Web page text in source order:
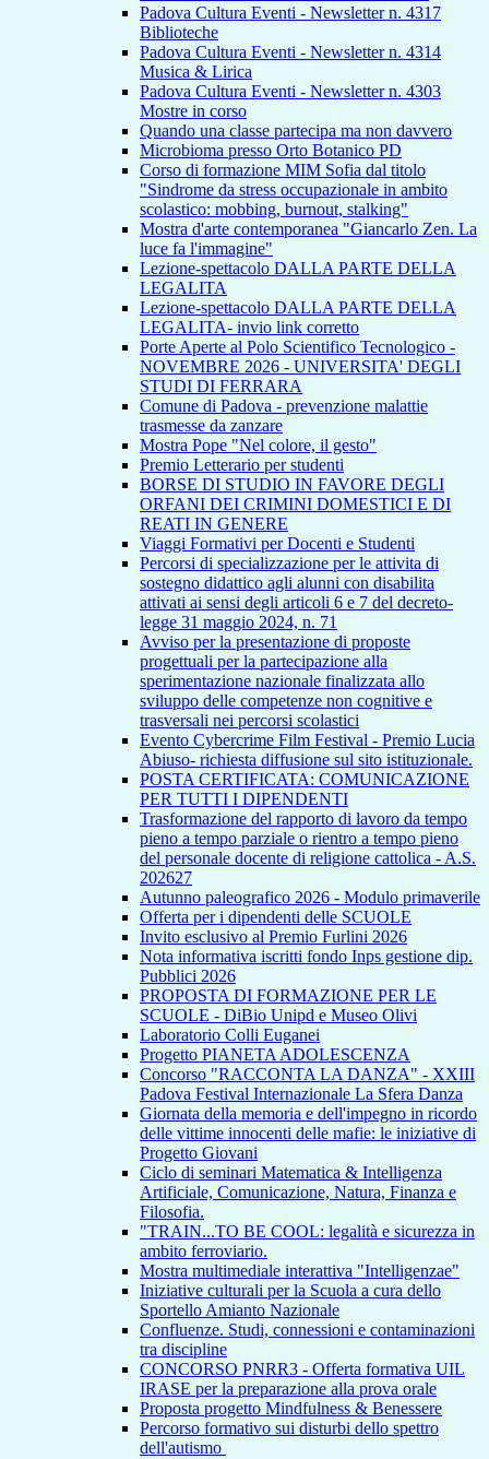
Padova Cultura Eventi - Newsletter n. 4317
Biblioteche
Padova Cultura Eventi - Newsletter n. 4314
Musica & Lirica
Padova Cultura Eventi - Newsletter n. 4303
Mostre in corso
Quando una classe partecipa ma non davvero
Microbioma presso Orto Botanico PD
Corso di formazione MIM Sofia dal titolo
"Sindrome da stress occupazionale in ambito
scolastico: mobbing, burnout, stalking"
Mostra d'arte contemporanea "Giancarlo Zen. La
luce fa l'immagine"
Lezione-spettacolo DALLA PARTE DELLA
LEGALITA
Lezione-spettacolo DALLA PARTE DELLA
LEGALITA- invio link corretto
Porte Aperte al Polo Scientifico Tecnologico -
NOVEMBRE 2026 - UNIVERSITA' DEGLI
STUDI DI FERRARA
Comune di Padova - prevenzione malattie
trasmesse da zanzare
Mostra Pope "Nel colore, il gesto"
Premio Letterario per studenti
BORSE DI STUDIO IN FAVORE DEGLI
ORFANI DEI CRIMINI DOMESTICI E DI
REATI IN GENERE
Viaggi Formativi per Docenti e Studenti
Percorsi di specializzazione per le attivita di
sostegno didattico agli alunni con disabilita
attivati ai sensi degli articoli 6 e 7 del decreto-
legge 31 maggio 2024, n. 71
Avviso per la presentazione di proposte
progettuali per la partecipazione alla
sperimentazione nazionale finalizzata allo
sviluppo delle competenze non cognitive e
trasversali nei percorsi scolastici
Evento Cybercrime Film Festival - Premio Lucia
Abiuso- richiesta diffusione sul sito istituzionale.
POSTA CERTIFICATA: COMUNICAZIONE
PER TUTTI I DIPENDENTI
Trasformazione del rapporto di lavoro da tempo
pieno a tempo parziale o rientro a tempo pieno
del personale docente di religione cattolica - A.S.
202627
Autunno paleografico 2026 - Modulo primaverile
Offerta per i dipendenti delle SCUOLE
Invito esclusivo al Premio Furlini 2026
Nota informativa iscritti fondo Inps gestione dip.
Pubblici 2026
PROPOSTA DI FORMAZIONE PER LE
SCUOLE - DiBio Unipd e Museo Olivi
Laboratorio Colli Euganei
Progetto PIANETA ADOLESCENZA
Concorso "RACCONTA LA DANZA" - XXIII
Padova Festival Internazionale La Sfera Danza
Giornata della memoria e dell'impegno in ricordo
delle vittime innocenti delle mafie: le iniziative di
Progetto Giovani
Ciclo di seminari Matematica & Intelligenza
Artificiale, Comunicazione, Natura, Finanza e
Filosofia.
"TRAIN...TO BE COOL: legalità e sicurezza in
ambito ferroviario.
Mostra multimediale interattiva "Intelligenzae"
Iniziative culturali per la Scuola a cura dello
Sportello Amianto Nazionale
Confluenze. Studi, connessioni e contaminazioni
tra discipline
CONCORSO PNRR3 - Offerta formativa UIL
IRASE per la preparazione alla prova orale
Proposta progetto Mindfulness & Benessere
Percorso formativo sui disturbi dello spettro
dell'autismo